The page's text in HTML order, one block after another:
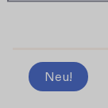
Neu!